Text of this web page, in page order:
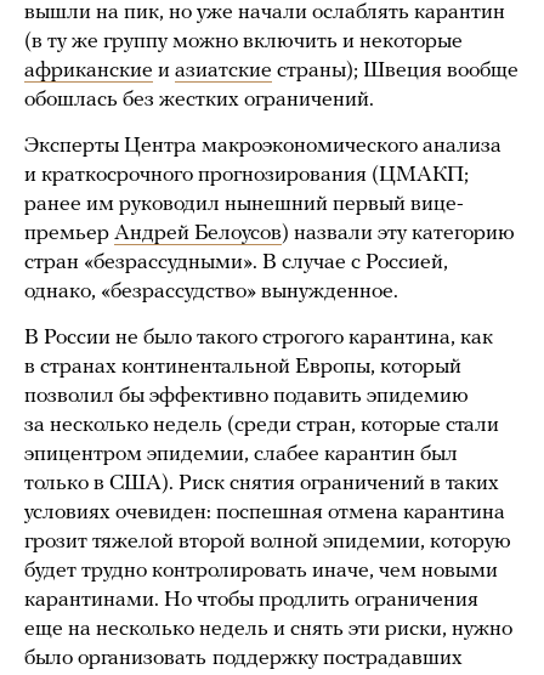
вышли на пик, но уже начали ослаблять карантин
(в ту же группу можно включить и некоторые
африканские и азиатские страны); Швеция вообще
обошлась без жестких ограничений.
Эксперты Центра макроэкономического анализа
и краткосрочного прогнозирования (ЦМАКП;
ранее им руководил нынешний первый вице-
премьер Андрей Белоусов) назвали эту категорию
стран «безрассудными». В случае с Россией,
однако, «безрассудство» вынужденное.
В России не было такого строгого карантина, как
в странах континентальной Европы, который
позволил бы эффективно подавить эпидемию
за несколько недель (среди стран, которые стали
эпицентром эпидемии, слабее карантин был
только в США). Риск снятия ограничений в таких
условиях очевиден: поспешная отмена карантина
грозит тяжелой второй волной эпидемии, которую
будет трудно контролировать иначе, чем новыми
карантинами. Но чтобы продлить ограничения
еще на несколько недель и снять эти риски, нужно
было организовать поддержку пострадавших